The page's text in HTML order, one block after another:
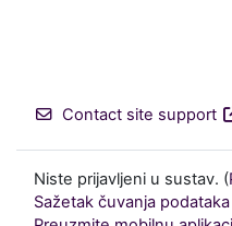
Contact site support
Niste prijavljeni u sustav. (
Sažetak čuvanja podataka